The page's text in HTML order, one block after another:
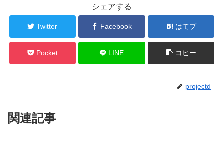
シェアする
Twitter Facebook はてブ
Pocket LINE コピー
projectd
関連記事